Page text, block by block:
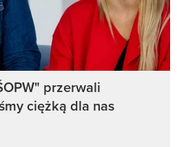
przerwali
ciężką dla nas